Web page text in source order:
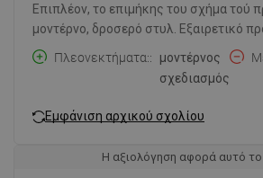
Επιπλέον, το επιμήκης του σχήμα τού
μοντέρνο, δροσερό στυλ. Εξαιρετικό
Πλεονεκτήματα:
μοντέρνος
σχεδιασμός
Εμφάνιση αρχικού σχολίου
Η αξιολόγηση αφορά αυτό το